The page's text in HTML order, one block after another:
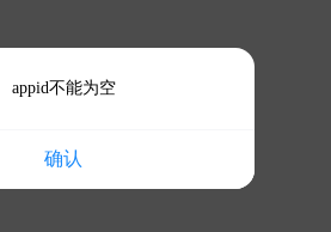
appid不能为空
确认